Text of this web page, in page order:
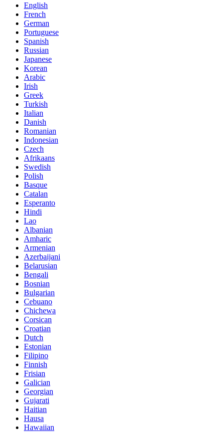
English
French
German
Portuguese
Spanish
Russian
Japanese
Korean
Arabic
Irish
Greek
Turkish
Italian
Danish
Romanian
Indonesian
Czech
Afrikaans
Swedish
Polish
Basque
Catalan
Esperanto
Hindi
Lao
Albanian
Amharic
Armenian
Azerbaijani
Belarusian
Bengali
Bosnian
Bulgarian
Cebuano
Chichewa
Corsican
Croatian
Dutch
Estonian
Filipino
Finnish
Frisian
Galician
Georgian
Gujarati
Haitian
Hausa
Hawaiian